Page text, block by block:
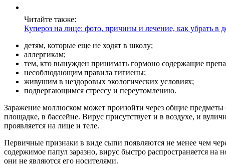
Читайте также:
Купероз на лице: фото, причины и лечение, как убрать
детям, которые еще не ходят в школу;
аллергикам;
тем, кто вынужден принимать гормоно содержащие
несоблюдающим правила гигиены;
живушим в нездоровых экологических условиях;
подвергающимся стрессу и переутомлению.
Заражение моллюском может произойти через общие предметы
площадке, в бассейне. Вирус присутствует и в воздухе, и
проявляется на лице и теле.
Первичные признаки в виде сыпи появляются не менее чем
содержимое папул заразно, вирус быстро распространяется
они не являются его носителями.